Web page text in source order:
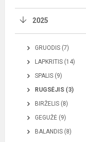
2025
GRUODIS (7)
LAPKRITIS (14)
SPALIS (9)
RUGSĖJIS (3)
BIRŽELIS (8)
GEGUŽĖ (9)
BALANDIS (8)